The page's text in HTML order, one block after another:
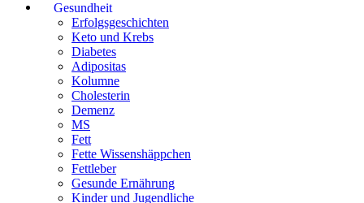
Gesundheit
Erfolgsgeschichten
Keto und Krebs
Diabetes
Adipositas
Kolumne
Cholesterin
Demenz
MS
Fett
Fette Wissenshäppchen
Fettleber
Gesunde Ernährung
Kinder und Jugendliche